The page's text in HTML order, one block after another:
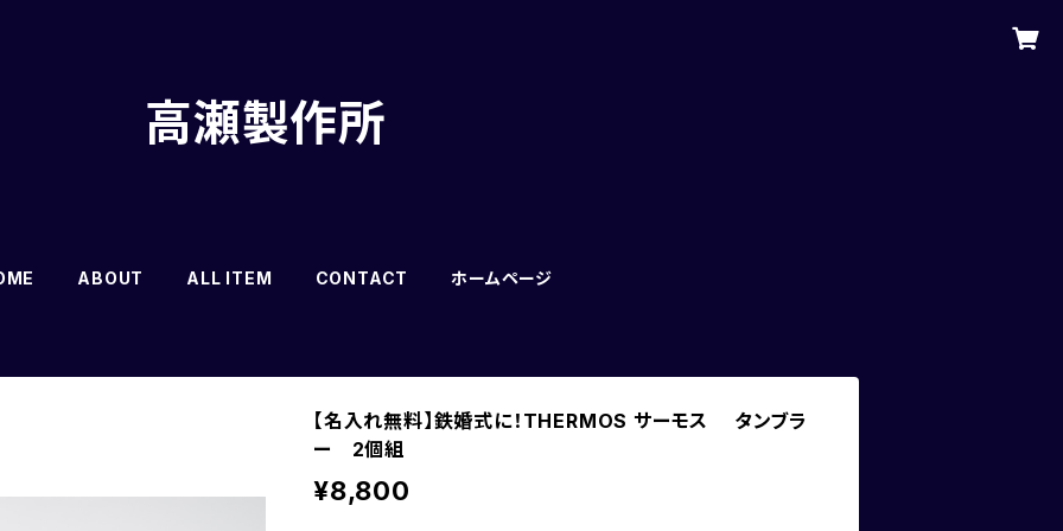
高瀬製作所
ABOUT ALL ITEM CONTACT ホームページ
【名入れ無料】鉄婚式に！THERMOS サーモス タンブラ
ー 2個組
¥8,800